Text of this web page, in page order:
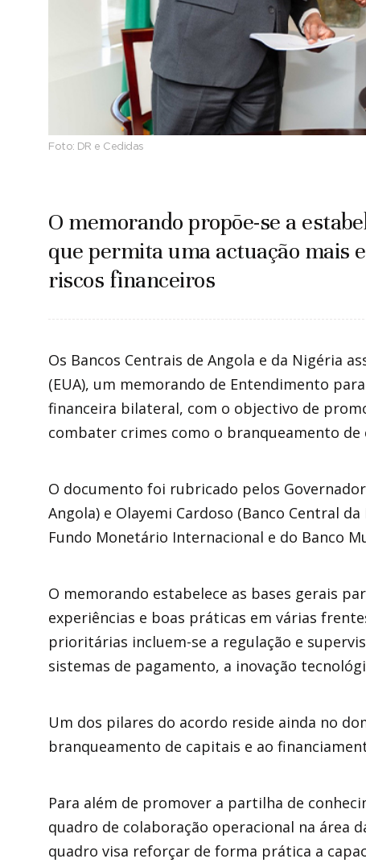
Foto: DR e Cedidas
O memorando propõe-se a
que permita uma actuação mais
riscos financeiros
Os Bancos Centrais de Angola e da Nigéria
(EUA), um memorando de Entendimento
financeira bilateral, com o objectivo de
combater crimes como o branqueamento de
O documento foi rubricado pelos
Angola) e Olayemi Cardoso (Banco Central
Fundo Monetário Internacional e do Banco
O memorando estabelece as bases gerais
experiências e boas práticas em várias
prioritárias incluem-se a regulação e
sistemas de pagamento, a inovação
Um dos pilares do acordo reside ainda no
branqueamento de capitais e ao
Para além de promover a partilha de
quadro de colaboração operacional na área
quadro visa reforçar de forma prática a